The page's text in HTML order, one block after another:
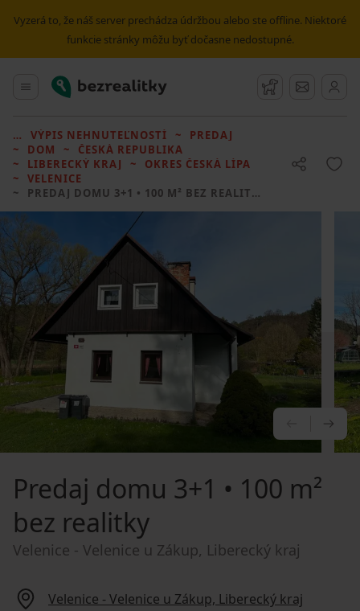
Vyzerá to, že náš server prechádza údržbou alebo ste offline. Niektoré
funkcie stránky môžu byť dočasne nedostupné.
Hlavné menu
Bezrealitky Strážny pes
Správy
VÝPIS NEHNUTEĽNOSTÍ
PREDAJ
DOM
ČESKÁ REPUBLIKA
LIBERECKÝ KRAJ
OKRES ČESKÁ LÍPA
VELENICE
PREDAJ DOMU 3+1 • 100 M² BEZ REALITKY
Predaj domu 3+1 • 100 m²
bez realitky
Velenice - Velenice u Zákup, Liberecký kraj
Velenice - Velenice u Zákup, Liberecký kraj